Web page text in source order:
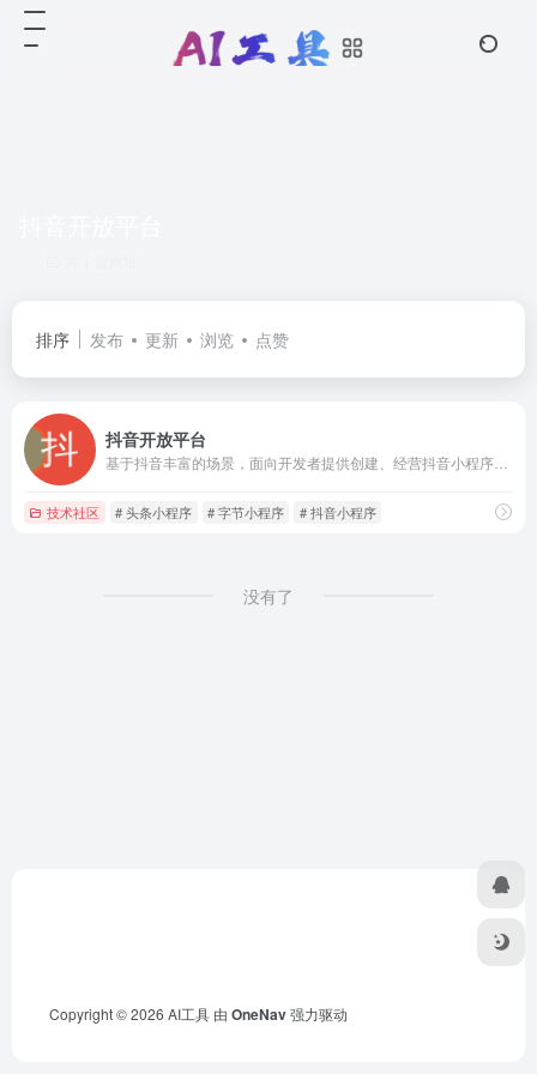
排序 发布 更新 浏览 点赞
抖音开放平台
技术社区 # 头条小程序 # 字节小程序 # 抖音小程序
没有了
Copyright © 2026 AI工具 由 OneNav强力驱动